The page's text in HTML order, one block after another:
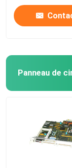
Panneau de